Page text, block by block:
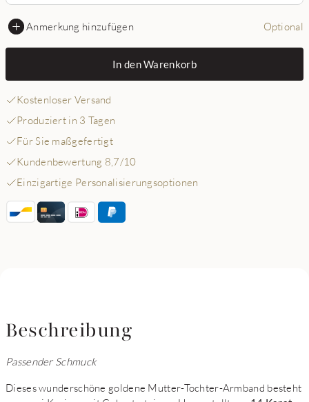
Anmerkung hinzufügen Optional
In den Warenkorb
Kostenloser Versand
Produziert in 3 Tagen
Für Sie maßgefertigt
Kundenbewertung 8,7/10
Einzigartige Personalisierungsoptionen
Beschreibung
Passender Schmuck
Dieses wunderschöne goldene Mutter-Tochter-Armband besteht